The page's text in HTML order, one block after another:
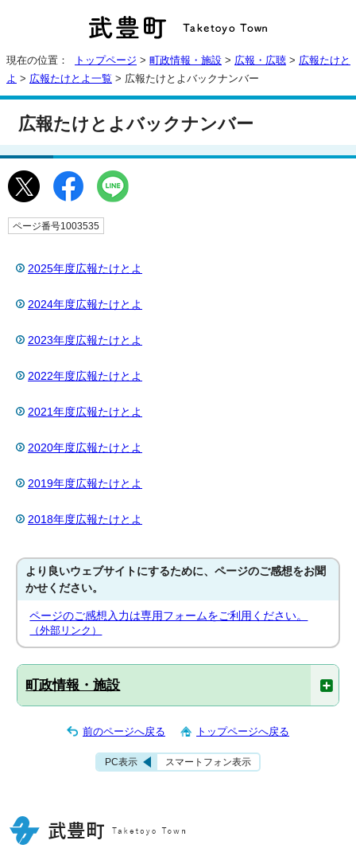
現在の位置： トップページ > 町政情報・施設 > 広報・広聴 > 広報たけと
よ > 広報たけとよ一覧 > 広報たけとよバックナンバー
広報たけとよバックナンバー
ページ番号1003535
2025年度広報たけとよ
2024年度広報たけとよ
2023年度広報たけとよ
2022年度広報たけとよ
2021年度広報たけとよ
2020年度広報たけとよ
2019年度広報たけとよ
2018年度広報たけとよ
より良いウェブサイトにするために、ページのご感想をお聞
かせください。
ページのご感想入力は専用フォームをご利用ください。
（外部リンク）
町政情報・施設
前のページへ戻る トップページへ戻る
PC表示 スマートフォン表示